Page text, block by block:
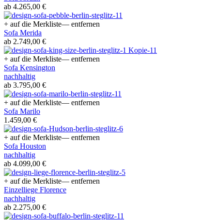
ab 4.265,00 €
+ auf die Merkliste— entfernen
Sofa Merida
ab 2.749,00 €
+ auf die Merkliste— entfernen
Sofa Kensington
nachhaltig
ab 3.795,00 €
+ auf die Merkliste— entfernen
Sofa Marilo
1.459,00 €
+ auf die Merkliste— entfernen
Sofa Houston
nachhaltig
ab 4.099,00 €
+ auf die Merkliste— entfernen
Einzelliege Florence
nachhaltig
ab 2.275,00 €